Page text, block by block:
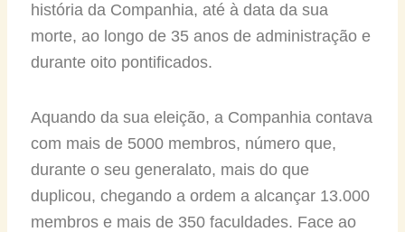
história da Companhia, até à data da sua
morte, ao longo de 35 anos de administração e
durante oito pontificados.
Aquando da sua eleição, a Companhia contava
com mais de 5000 membros, número que,
durante o seu generalato, mais do que
duplicou, chegando a ordem a alcançar 13.000
membros e mais de 350 faculdades. Face ao